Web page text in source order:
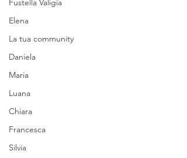
Fustella Valigia
Elena
La tua community
Daniela
Maria
Luana
Chiara
Francesca
Silvia